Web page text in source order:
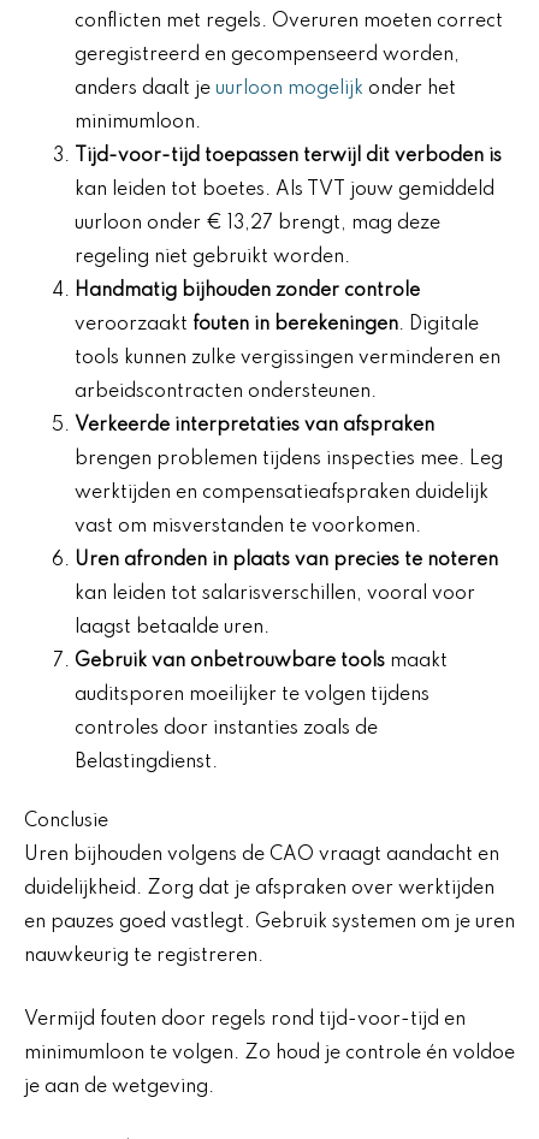
conflicten met regels. Overuren moeten correct
geregistreerd en gecompenseerd worden,
anders daalt je uurloon mogelijk onder het
minimumloon.
Tijd-voor-tijd toepassen terwijl dit verboden is
kan leiden tot boetes. Als TVT jouw gemiddeld
uurloon onder € 13,27 brengt, mag deze
regeling niet gebruikt worden.
Handmatig bijhouden zonder controle
veroorzaakt fouten in berekeningen. Digitale
tools kunnen zulke vergissingen verminderen en
arbeidscontracten ondersteunen.
Verkeerde interpretaties van afspraken
brengen problemen tijdens inspecties mee. Leg
werktijden en compensatieafspraken duidelijk
vast om misverstanden te voorkomen.
Uren afronden in plaats van precies te noteren
kan leiden tot salarisverschillen, vooral voor
laagst betaalde uren.
Gebruik van onbetrouwbare tools maakt
auditsporen moeilijker te volgen tijdens
controles door instanties zoals de
Belastingdienst.
Conclusie
Uren bijhouden volgens de CAO vraagt aandacht en
duidelijkheid. Zorg dat je afspraken over werktijden
en pauzes goed vastlegt. Gebruik systemen om je uren
nauwkeurig te registreren.
Vermijd fouten door regels rond tijd-voor-tijd en
minimumloon te volgen. Zo houd je controle én voldoe
je aan de wetgeving.